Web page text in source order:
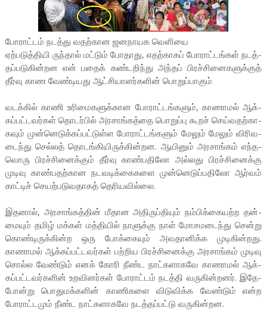
போராட்டம் நடத்­து வ­தற்­கான ஜன­நா­யக வெளியை
ஏற்­ப­டுத்­தி­யி ருந்தால் மட்டும் போதாது, எதற்­காகப் போராட்­டங்கள் நடத்­
தப்­ப­டு­கின்­றன என் பதைக் கண்­ட­றிந்து அந்தப் பிரச்­சி­னை­க­ளுக்குத்
தீர்வு காண வேண்­டி­யது ஆட்­சி­யா­ளர்­களின் பொறுப்­பாகும்
வடக்கில் காணி உரி­மைக­ளுக்­கான போராட்­டங்­களும், காணாமல் ஆக்­
கப்­பட்­ட­வர்கள் தொடர்பில் அர­சாங்­கத்தை பொறுப்பு கூறச் செய்­வ­தற்­கா­
கவும் முன்­னெ­டுக்­கப்­பட்­டுள்ள போராட்­டங்­களும் மேலும் மேலும் விரி­வ­
டைந்து செல்லத் தொடங்­கி­யி­ருக்­கின்­றன. ஆயினும் அர­சாங்கம் எந்­த­
வொரு பிரச்­சி­னைக்கும் தீர்வு காண்­ப­திலோ அல்­லது பிரச்­சி­னைக்கு
முடிவு காண்­ப­தற்­கான நட­வ­டிக்­கை­களை முன்­னெ­டுப்­ப­திலோ ஆர்வம்
காட்டிச் செயற்­ப­டு­வ­தாகத் தெரி­ய­வில்லை.
இதனால், அர­சாங்­கத்தின் மீதான அதி­ருப்­தியும் நம்­பிக்­கை­யற்ற தன்­
மையும் தமிழ் மக்கள் மத்­தியில் நாளுக்கு நாள் மோச­ம­டைந்து சென்று
கொண்­டி­ருக்­கின்ற ஒரு போக்­கையும் அவ­தா­னிக்க முடி­கின்­றது.
காணாமல் ஆக்­கப்­பட்­ட­வர்கள் பற்­றிய பிரச்­சி­னைக்கு அர­சாங்கம் முடிவு
சொல்ல வேண்டும் எனக் கோரி நீண்ட நாட்­க­ளா­கவே காணாமல் ஆக்­
கப்­பட்­ட­வர்­களின் உற­வி­னர்கள் போராட்டம் நடத்தி வரு­கின்­றனர். இதே­
போன்று பொது­மக்­களின் காணி­களை விடு­விக்க வேண்டும் என்ற
போராட்­டமும் நீண்ட நாட்­க­ளா­கவே நடத்­தப்­பட்டு வரு­கின்­றன.